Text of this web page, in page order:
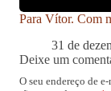
Para Vítor. Com
31 de
Deixe um
O seu endereço de